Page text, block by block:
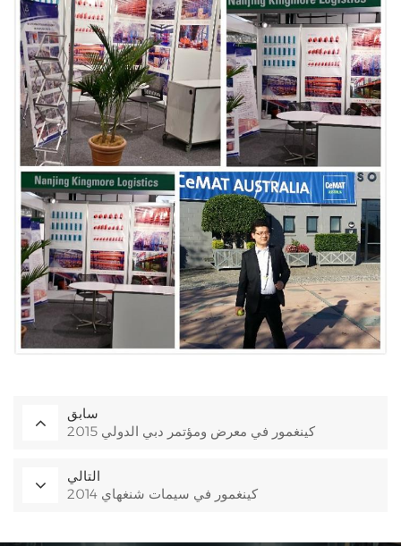
سابق
كينغمور في معرض ومؤتمر دبي الدولي 2015
التالي
كينغمور في سيمات شنغهاي 2014